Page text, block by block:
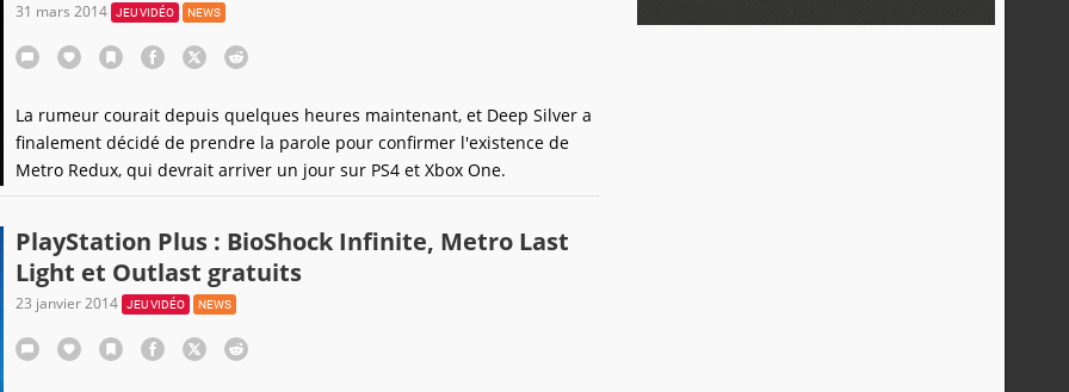
31 mars 2014 JEU VIDÉO NEWS
La rumeur courait depuis quelques heures maintenant, et Deep Silver a
finalement décidé de prendre la parole pour confirmer l'existence de
Metro Redux, qui devrait arriver un jour sur PS4 et Xbox One.
PlayStation Plus : BioShock Infinite, Metro Last
Light et Outlast gratuits
23 janvier 2014 JEU VIDÉO NEWS